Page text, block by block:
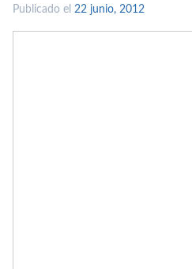
Publicado el 22 junio, 2012